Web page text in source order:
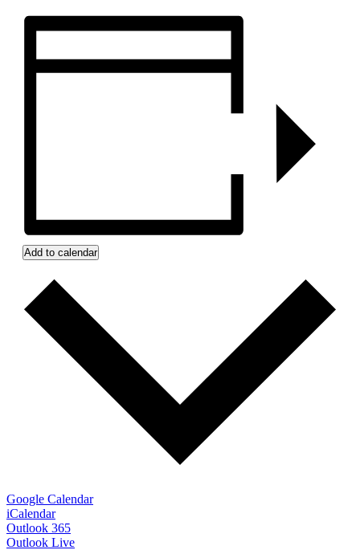
Add to calendar
Google Calendar
iCalendar
Outlook 365
Outlook Live